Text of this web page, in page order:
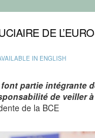
DE
IN ENGLISH
partie intégrante
de veiller
de la BCE